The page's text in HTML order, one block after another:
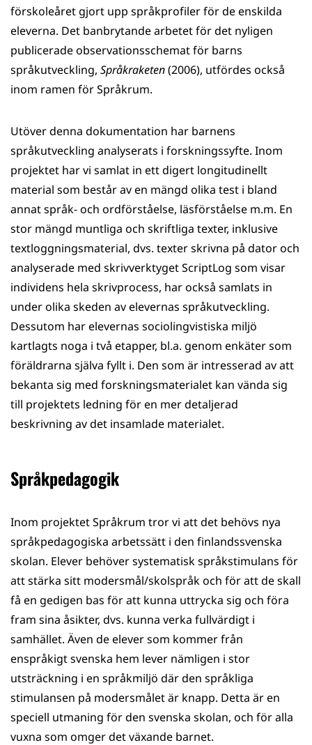
förskoleåret gjort upp språkprofiler för de enskilda
eleverna. Det banbrytande arbetet för det nyligen
publicerade observationsschemat för barns
språkutveckling, Språkraketen(2006), utfördes också
inom ramen för Språkrum.
Utöver denna dokumentation har barnens
språkutveckling analyserats i forskningssyfte. Inom
projektet har vi samlat in ett digert longitudinellt
material som består av en mängd olika test i bland
annat språk- och ordförståelse, läsförståelse m.m. En
stor mängd muntliga och skriftliga texter, inklusive
textloggningsmaterial, dvs. texter skrivna på dator och
analyserade med skrivverktyget ScriptLog som visar
individens hela skrivprocess, har också samlats in
under olika skeden av elevernas språkutveckling.
Dessutom har elevernas sociolingvistiska miljö
kartlagts noga i två etapper, bl.a. genom enkäter som
föräldrarna själva fyllt i. Den som är intresserad av att
bekanta sig med forskningsmaterialet kan vända sig
till projektets ledning för en mer detaljerad
beskrivning av det insamlade materialet.
Språkpedagogik
Inom projektet Språkrum tror vi att det behövs nya
språkpedagogiska arbetssätt i den finlandssvenska
skolan. Elever behöver systematisk språkstimulans för
att stärka sitt modersmål/skolspråk och för att de skall
få en gedigen bas för att kunna uttrycka sig och föra
fram sina åsikter, dvs. kunna verka fullvärdigt i
samhället. Även de elever som kommer från
enspråkigt svenska hem lever nämligen i stor
utsträckning i en språkmiljö där den språkliga
stimulansen på modersmålet är knapp. Detta är en
speciell utmaning för den svenska skolan, och för alla
vuxna som omger det växande barnet.